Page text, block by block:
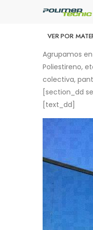
VER POR
Agrupamos
Poliestireno,
colectiva,
[section_dd
[text_dd]